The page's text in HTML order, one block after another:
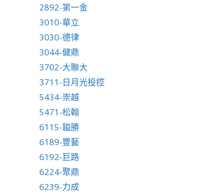
2892-第一金
3010-華立
3030-德律
3044-健鼎
3702-大聯大
3711-日月光投控
5434-崇越
5471-松翰
6115-鎰勝
6189-豐藝
6192-巨路
6224-聚鼎
6239-力成